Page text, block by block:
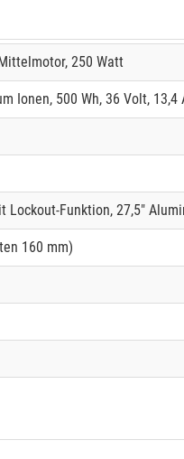
250 Watt
Ionen, 500 Wh, 36 Volt, 13,4
Lockout-Funktion, 27,5"
160 mm)